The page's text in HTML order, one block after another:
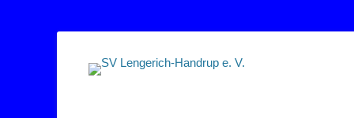
SV Lengerich-
Sportverein Lengerich Handrup